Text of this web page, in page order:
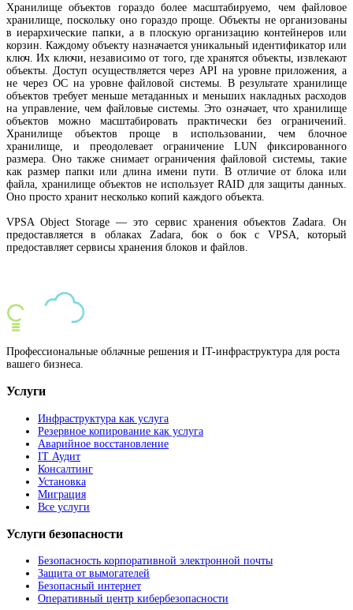
Хранилище объектов гораздо более масштабируемо, чем файловое
хранилище, поскольку оно гораздо проще. Объекты не организованы
в иерархические папки, а в плоскую организацию контейнеров или
корзин. Каждому объекту назначается уникальный идентификатор или
ключ. Их ключи, независимо от того, где хранятся объекты, извлекают
объекты. Доступ осуществляется через API на уровне приложения, а
не через ОС на уровне файловой системы. В результате хранилище
объектов требует меньше метаданных и меньших накладных расходов
на управление, чем файловые системы. Это означает, что хранилище
объектов можно масштабировать практически без ограничений.
Хранилище объектов проще в использовании, чем блочное
хранилище, и преодолевает ограничение LUN ​​фиксированного
размера. Оно также снимает ограничения файловой системы, такие
как размер папки или длина имени пути. В отличие от блока или
файла, хранилище объектов не использует RAID для защиты данных.
Оно просто хранит несколько копий каждого объекта.
VPSA Object Storage — это сервис хранения объектов Zadara. Он
предоставляется в облаках Zadara, бок о бок с VPSA, который
предоставляет сервисы хранения блоков и файлов.
Профессиональные облачные решения и IT-инфраструктура для роста
вашего бизнеса.
Услуги
Инфраструктура как услуга
Резервное копирование как услуга
Аварийное восстановление
IT Аудит
Консалтинг
Установка
Миграция
Все услуги
Услуги безопасности
Безопасность корпоративной электронной почты
Защита от вымогателей
Безопасный интернет
Оперативный центр кибербезопасности